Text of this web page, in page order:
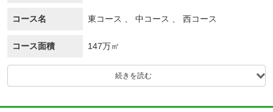
コース名 東コース 、 中コース 、 西コース
コース面積 147万㎡
続きを読む